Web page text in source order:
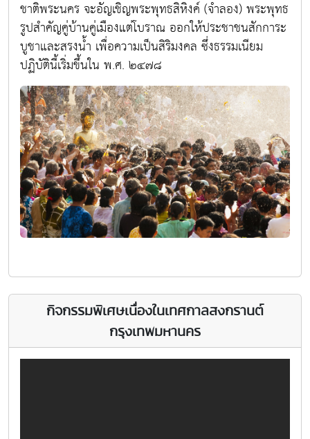
ชาติพระนคร จะอัญเชิญพระพุทธสิหิงค์ (จำลอง) พระพุทธ
รูปสำคัญคู่บ้านคู่เมืองแต่โบราณ ออกให้ประชาชนสักการะ
บูชาและสรงนํ้า เพื่อความเป็นสิริมงคล ซึ่งธรรมเนียม
ปฏิบัตินี้เริ่มขึ้นใน พ.ศ. ๒๔๗๘
กิจกรรมพิเศษเนื่องในเทศกาลสงกรานต์
กรุงเทพมหานคร